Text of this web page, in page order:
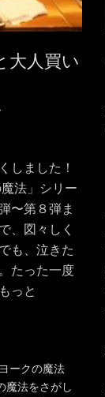
大人買い
しました！
法」シリー
〜第８弾ま
、図々しく
も、泣きた
たった一度
っと
ークの魔法
魔法をさがし